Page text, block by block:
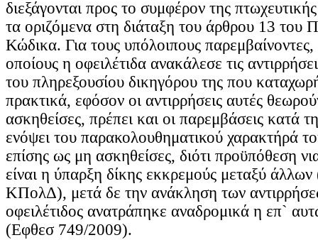
διεξάγονται προς το συμφέρον της
τα οριζόμενα στη διάταξη του άρθρου 13 του
Κώδικα. Για τους υπόλοιπους
οποίους η οφειλέτιδα ανακάλεσε τις
του πληρεξουσίου δικηγόρου της που
πρακτικά, εφόσον οι αντιρρήσεις αυτές
ασκηθείσες, πρέπει και οι παρεμβάσεις κατά
ενόψει του παρακολουθηματικού χαρακτήρά
επίσης ως μη ασκηθείσες, διότι προϋπόθεση
είναι η ύπαρξη δίκης εκκρεμούς μεταξύ
ΚΠολΔ), μετά δε την ανάκληση των
οφειλέτιδος ανατράπηκε αναδρομικά η επ`
(Εφθεσ 749/2009).